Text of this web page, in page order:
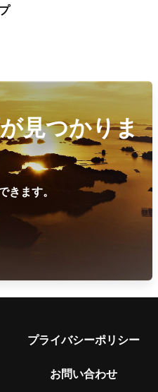
見つかりま
きます。
プライバシーポリシー
お問い合わせ